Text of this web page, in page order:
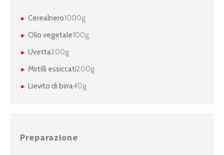
Cerealnero1000g
Olio vegetale100g
Uvetta200g
Mirtilli essiccati200g
Lievito di birra40g
Preparazione